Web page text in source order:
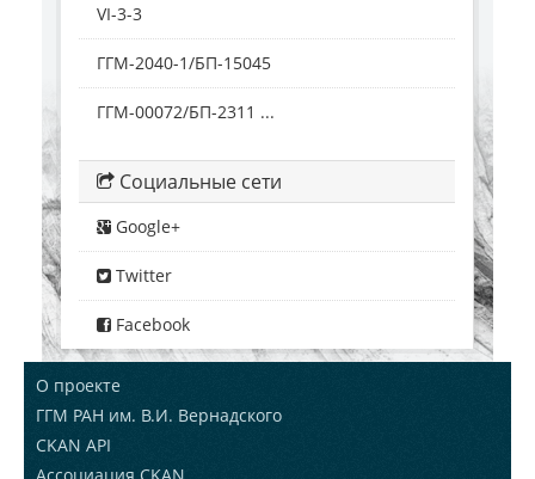
VI-3-3
ГГМ-2040-1/БП-15045
ГГМ-00072/БП-2311 ...
Социальные сети
Google+
Twitter
Facebook
О проекте
ГГМ РАН им. В.И. Вернадского
CKAN API